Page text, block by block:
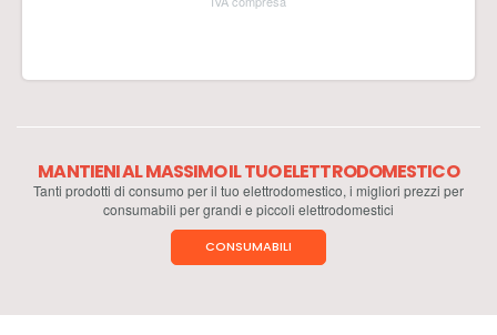
MANTIENI AL MASSIMO IL TUO ELETTRODOMESTICO
Tanti prodotti di consumo per il tuo elettrodomestico, i migliori prezzi per
consumabili per grandi e piccoli elettrodomestici
CONSUMABILI